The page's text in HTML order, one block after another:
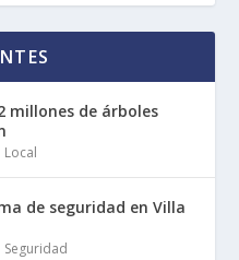
millones de árboles
Local
de seguridad en Villa
Seguridad